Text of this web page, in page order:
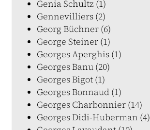
Genia Schultz (1)
Gennevilliers (2)
Georg Büchner (6)
George Steiner (1)
Georges Aperghis (1)
Georges Banu (20)
Georges Bigot (1)
Georges Bonnaud (1)
Georges Charbonnier (14)
Georges Didi-Huberman (4)